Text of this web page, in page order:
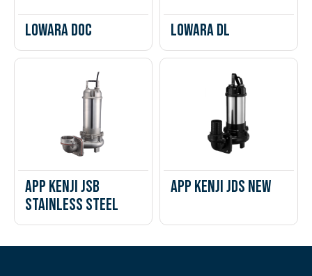
Lowara DOC Lowara DL
APP Kenji JSB
Stainless Steel
APP Kenji JDS New